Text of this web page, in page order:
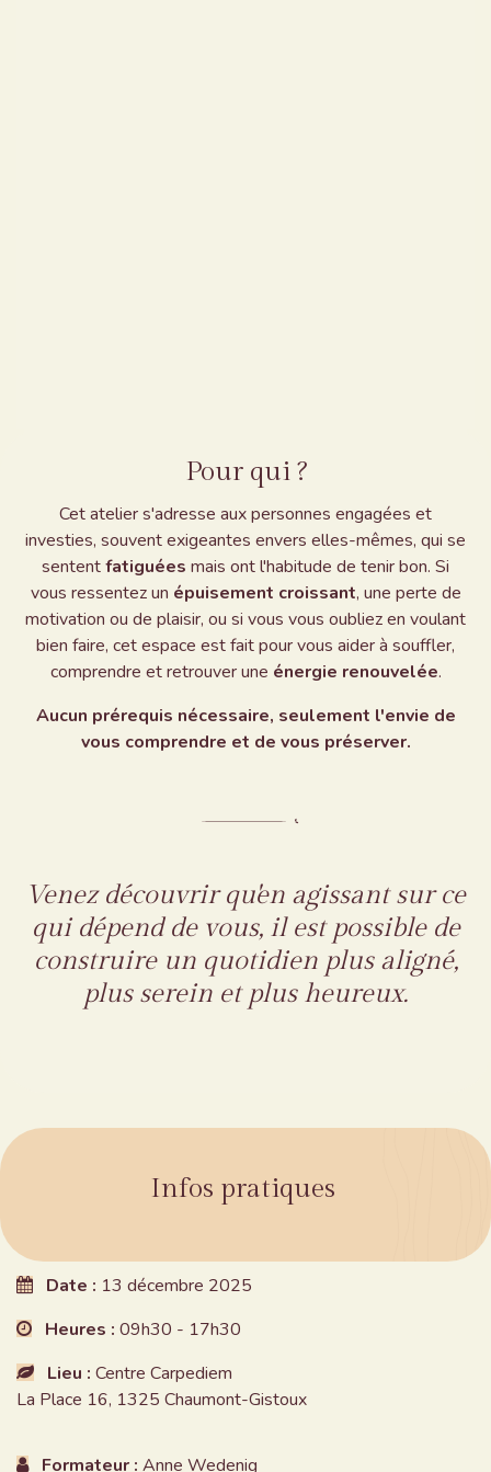
Pour qui ?
Cet atelier s'adresse aux personnes engagées et
investies, souvent exigeantes envers elles-mêmes, qui se
sententfatiguées mais ont l'habitude de tenir bon. Si
vous ressentez un épuisement croissant, une perte de
motivation ou de plaisir, ou si vous vous oubliez en voulant
bien faire, cet espace est fait pour vous aider à souffler,
comprendre et retrouver une énergie renouvelée.
Aucun prérequis nécessaire, seulement l'envie de
vous comprendre et de vous préserver.
Venez découvrir qu'en agissant sur ce
qui dépend de vous, il est possible de
construire un quotidien plus aligné,
plus serein et plus heureux.
Infos pratiques
Date : 13 décembre 2025
Heures : 09h30 - 17h30
Lieu : Centre Carpediem
La Place 16, 1325 Chaumont-Gistoux
Formateur : Anne Wedenig